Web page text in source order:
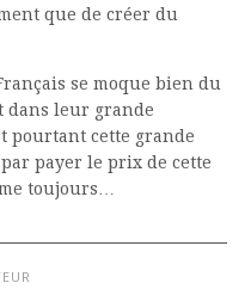
que de créer du
se moque bien du
dans leur grande
pourtant cette grande
payer le prix de cette
toujours…